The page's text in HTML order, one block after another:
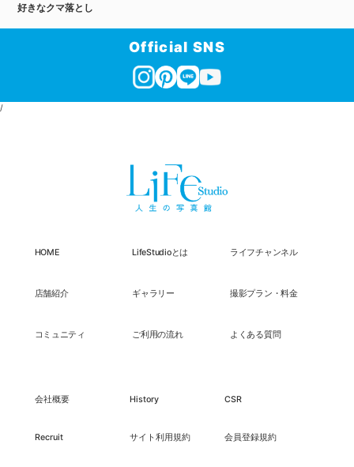
好きなクマ落とし
Official SNS
/
HOME LifeStudioとは ライフチャンネル
店舗紹介 ギャラリー 撮影プラン・料金
コミュニティ ご利用の流れ よくある質問
会社概要 History CSR
Recruit サイト利用規約 会員登録規約